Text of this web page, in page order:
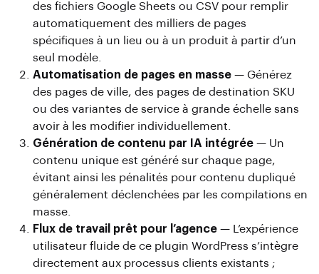
des fichiers Google Sheets ou CSV pour remplir
automatiquement des milliers de pages
spécifiques à un lieu ou à un produit à partir d’un
seul modèle.
Automatisation de pages en masse — Générez
des pages de ville, des pages de destination SKU
ou des variantes de service à grande échelle sans
avoir à les modifier individuellement.
Génération de contenu par IA intégrée — Un
contenu unique est généré sur chaque page,
évitant ainsi les pénalités pour contenu dupliqué
généralement déclenchées par les compilations en
masse.
Flux de travail prêt pour l’agence — L’expérience
utilisateur fluide de ce plugin WordPress s’intègre
directement aux processus clients existants ;